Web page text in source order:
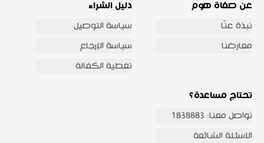
عن صفاة هوم
نبذة عنّا
معارضنا
دليل الشراء
سياسة التوصيل
سياسة الإرجاع
تغطية الكفالة
تحتاج مساعدة؟
تواصل معنا: 1838883
الاسئلة الشائعة